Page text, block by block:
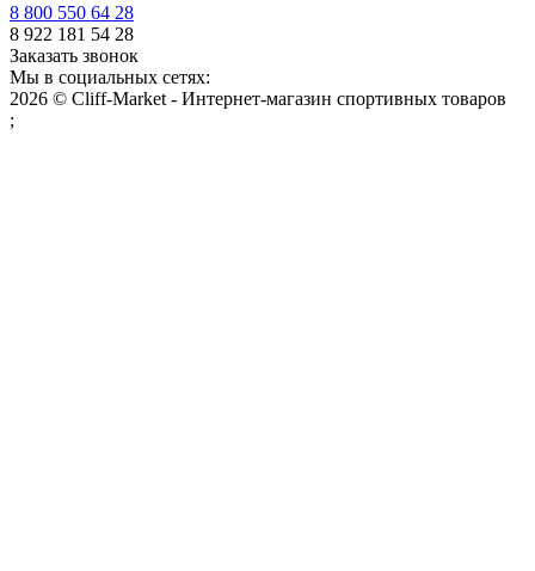
8 800 550 64 28
8 922 181 54 28
Заказать звонок
Мы в социальных сетях:
2026 © Cliff-Market - Интернет-магазин спортивных товаров
;